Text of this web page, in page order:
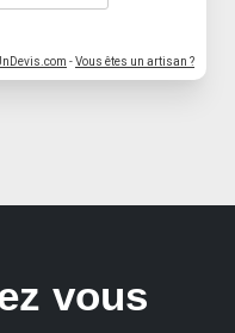
-Vous êtes un artisan ?
vous